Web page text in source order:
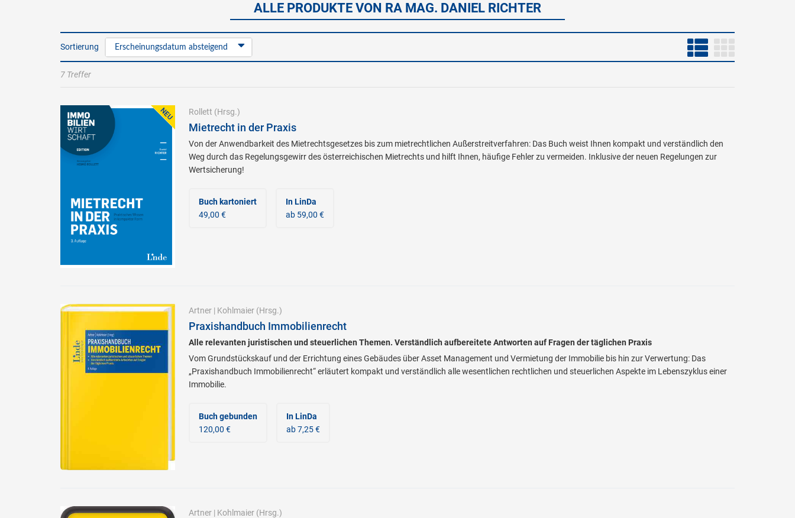
ALLE PRODUKTE VON RA MAG. DANIEL RICHTER
Sortierung Erscheinungsdatum absteigend
7 Treffer
Rollett (Hrsg.)
Mietrecht in der Praxis
Von der Anwendbarkeit des Mietrechtsgesetzes bis zum mietrechtlichen Außerstreitverfahren: Das Buch weist Ihnen kompakt und verständlich den
Weg durch das Regelungsgewirr des österreichischen Mietrechts und hilft Ihnen, häufige Fehler zu vermeiden. Inklusive der neuen Regelungen zur
Wertsicherung!
Buch kartoniert
49,00 €
In LinDa
ab 59,00 €
Artner| Kohlmaier(Hrsg.)
Praxishandbuch Immobilienrecht
Alle relevanten juristischen und steuerlichen Themen. Verständlich aufbereitete Antworten auf Fragen der täglichen Praxis
Vom Grundstückskauf und der Errichtung eines Gebäudes über Asset Management und Vermietung der Immobilie bis hin zur Verwertung: Das
„Praxishandbuch Immobilienrecht“ erläutert kompakt und verständlich alle wesentlichen rechtlichen und steuerlichen Aspekte im Lebenszyklus einer
Immobilie.
Buch gebunden
120,00 €
In LinDa
ab 7,25 €
Artner| Kohlmaier(Hrsg.)